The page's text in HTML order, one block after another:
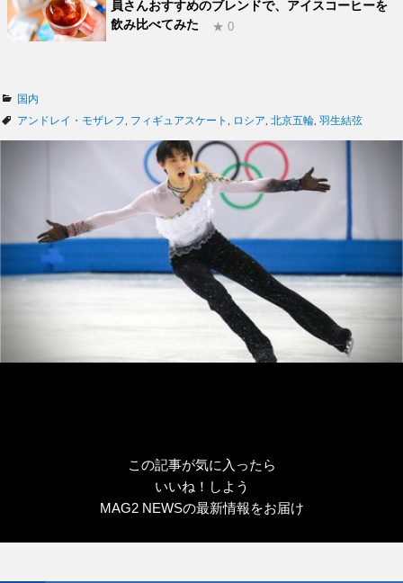
員さんおすすめのブレンドで、アイスコーヒーを
飲み比べてみた
★ 0
カ
テ
国内
タ
アンドレイ・モザレフ フィギュアスケート ロシア 北京五輪 羽生結弦
この記事が気に入ったら
いいね！しよう
MAG2 NEWSの最新情報をお届け